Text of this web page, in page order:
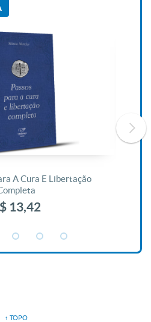
A Cura E Libertação
13,42
↑ TOPO